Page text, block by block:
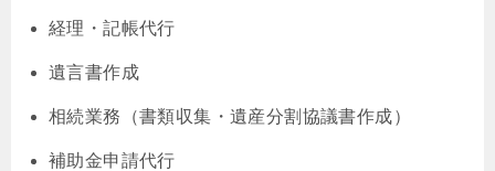
経理・記帳代行
遺言書作成
相続業務（書類収集・遺産分割協議書作成）
補助金申請代行